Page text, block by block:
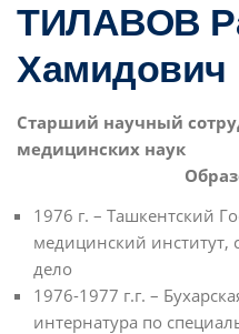
ТИЛАВОВ
Хамидович
Старший научный
медицинских наук
1976 г. – Ташкентский
медицинский институт,
дело
1976-1977 г.г. –
интернатура по